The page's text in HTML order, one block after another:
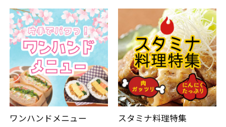
ワンハンドメニュー スタミナ料理特集